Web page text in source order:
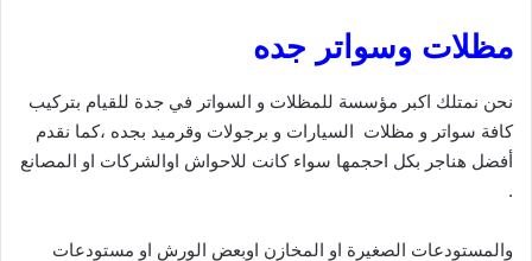
مظلات وسواتر جده
نحن نمتلك اكبر مؤسسة للمظلات و السواتر في جدة للقيام بتركيب
كافة سواتر و مظلات السيارات و برجولات وقرميد بجده ،كما نقدم
أفضل هناجر بكل احجمها سواء كانت للاحواش اوالشركات او المصانع
.
والمستودعات الصغيرة او المخازن اوبعض الورش او مستودعات